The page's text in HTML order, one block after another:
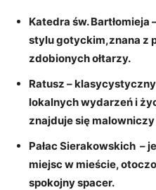
Katedra św. Bartłomieja
stylu gotyckim,znana z
zdobionych ołtarzy.
Ratusz –
lokalnych wydarzeń i⁤
znajduje się
Pałac Sierakowskich –
miejsc w mieście,⁢
spokojny spacer.